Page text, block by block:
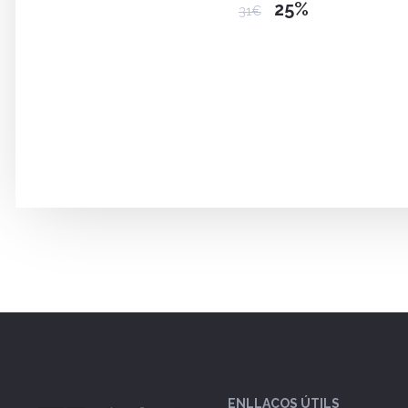
31€
25%
ENLLAÇOS ÚTILS